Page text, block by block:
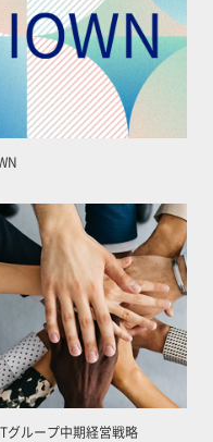
グループ中期経営戦略